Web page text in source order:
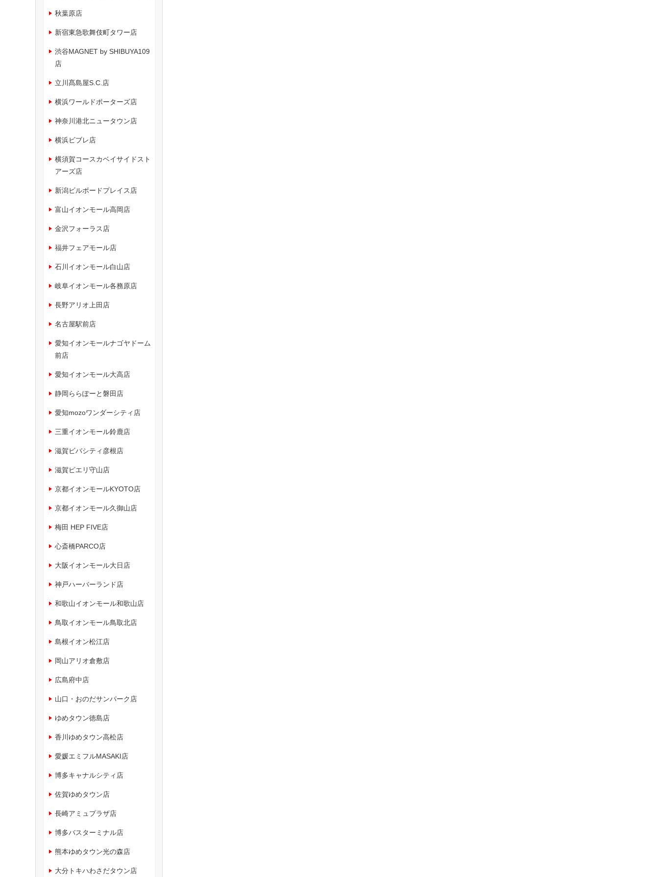
秋葉原店
新宿東急歌舞伎町タワー店
渋谷MAGNET by SHIBUYA109
店
立川髙島屋S.C.店
横浜ワールドポーターズ店
神奈川港北ニュータウン店
横浜ビブレ店
横須賀コースカベイサイドスト
アーズ店
新潟ビルボードプレイス店
富山イオンモール高岡店
金沢フォーラス店
福井フェアモール店
石川イオンモール白山店
岐阜イオンモール各務原店
長野アリオ上田店
名古屋駅前店
愛知イオンモールナゴヤドーム
前店
愛知イオンモール大高店
静岡ららぽーと磐田店
愛知mozoワンダーシティ店
三重イオンモール鈴鹿店
滋賀ビバシティ彦根店
滋賀ピエリ守山店
京都イオンモールKYOTO店
京都イオンモール久御山店
梅田 HEP FIVE店
心斎橋PARCO店
大阪イオンモール大日店
神戸ハーバーランド店
和歌山イオンモール和歌山店
鳥取イオンモール鳥取北店
島根イオン松江店
岡山アリオ倉敷店
広島府中店
山口・おのだサンパーク店
ゆめタウン徳島店
香川ゆめタウン高松店
愛媛エミフルMASAKI店
博多キャナルシティ店
佐賀ゆめタウン店
長崎アミュプラザ店
博多バスターミナル店
熊本ゆめタウン光の森店
大分トキハわさだタウン店